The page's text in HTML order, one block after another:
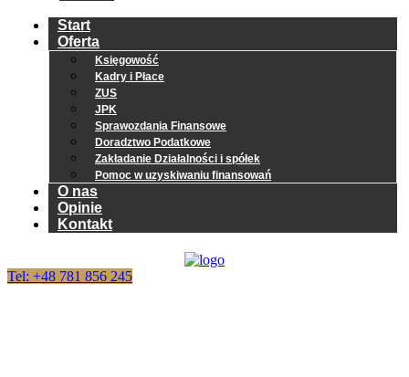
Start
Oferta
Księgowość
Kadry i Płace
ZUS
JPK
Sprawozdania Finansowe
Doradztwo Podatkowe
Zakładanie Działalności i spółek
Pomoc w uzyskiwaniu finansowań
O nas
Opinie
Kontakt
Tel: +48 781 856 245